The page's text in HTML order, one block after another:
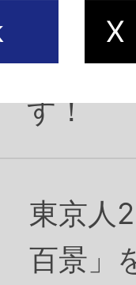
東京
戸東京
す！
東京人
百景」